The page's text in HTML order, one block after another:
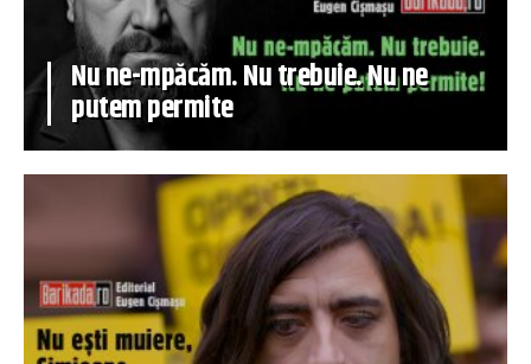
Nu ne-mpăcăm. Nu trebuie. Nu ne
putem permite